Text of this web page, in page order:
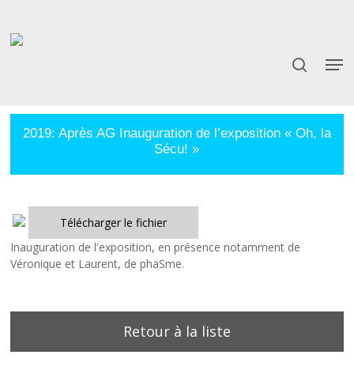
main
2019: Après AG Inauguration de l’exposition « Oh, la
Sécu! »
Télécharger le fichier
Inauguration de l'exposition, en présence notamment de
Véronique et Laurent, de phaSme.
Retour à la liste